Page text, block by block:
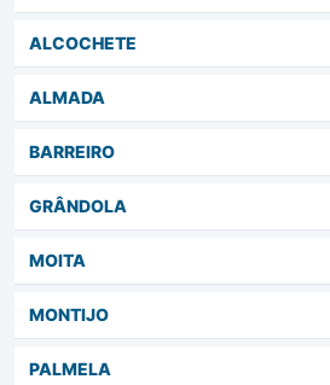
ALCOCHETE
ALMADA
BARREIRO
GRÂNDOLA
MOITA
MONTIJO
PALMELA